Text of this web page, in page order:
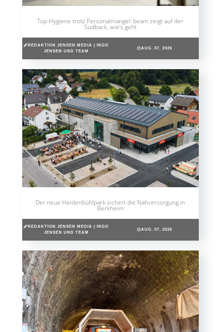
Top-Hygiene trotz Personalmangel: beam zeigt auf der
Südback, wie’s geht
REDAKTION JENSEN MEDIA | INGO
JENSEN UND TEAM
AUG. 07, 2026
Der neue Heidenbühlpark sichert die Nahversorgung in
Berkheim
REDAKTION JENSEN MEDIA | INGO
JENSEN UND TEAM
AUG. 07, 2026